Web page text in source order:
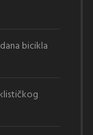
bicikla